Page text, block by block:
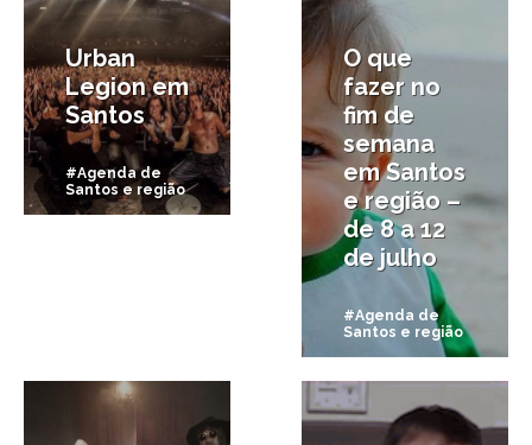
Urban
Legion em
Santos
#Agenda de
Santos e região
O que
fazer no
fim de
semana
em Santos
e região –
de 8 a 12
de julho
#Agenda de
Santos e região
2/07/2015